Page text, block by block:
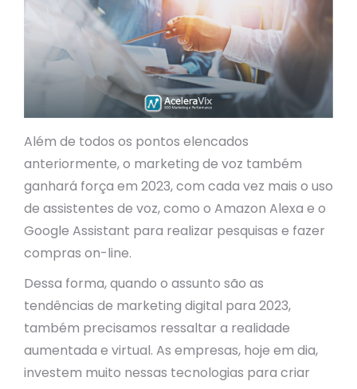
Além de todos os pontos elencados
anteriormente, o marketing de voz também
ganhará força em 2023, com cada vez mais o uso
de assistentes de voz, como o Amazon Alexa e o
Google Assistant para realizar pesquisas e fazer
compras on-line.
Dessa forma, quando o assunto são as
tendências de marketing digital para 2023,
também precisamos ressaltar a realidade
aumentada e virtual. As empresas, hoje em dia,
investem muito nessas tecnologias para criar